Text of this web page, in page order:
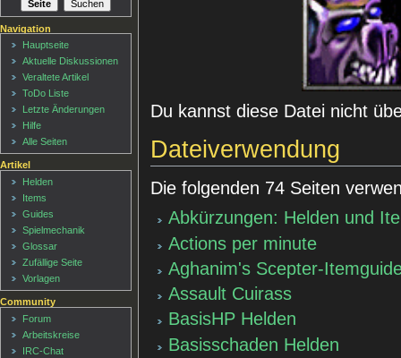
Du kannst diese Datei nicht
Dateiverwendung
Die folgenden 74 Seiten
Abkürzungen: Helden und
Actions per minute
Aghanim's Scepter-
Assault Cuirass
BasisHP Helden
Basisschaden Helden
Navigation
Hauptseite
Aktuelle Diskussionen
Veraltete Artikel
ToDo Liste
Letzte Änderungen
Hilfe
Alle Seiten
Artikel
Helden
Items
Guides
Spielmechanik
Glossar
Zufällige Seite
Vorlagen
Community
Forum
Arbeitskreise
IRC-Chat